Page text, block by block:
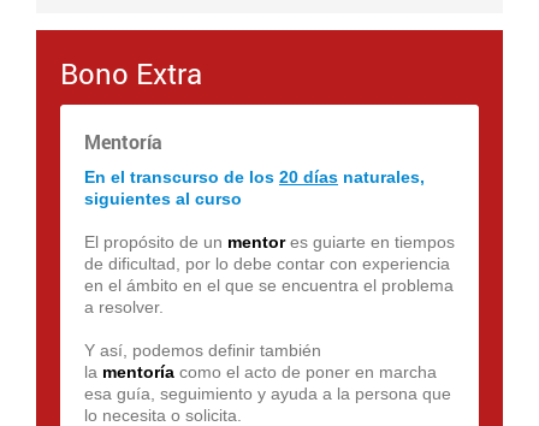
Bono Extra
Mentoría
En el transcurso de los 20 días naturales,
siguientes al curso
El propósito de un mentores guiarte en tiempos
de dificultad, por lo debe contar con experiencia
en el ámbito en el que se encuentra el problema
a resolver.
Y así, podemos definir también
la mentoría como el acto de poner en marcha
esa guía, seguimiento y ayuda a la persona que
lo necesita o solicita.